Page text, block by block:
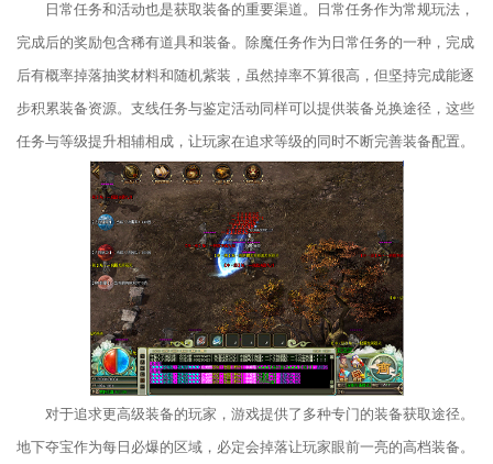
日常任务和活动也是获取装备的重要渠道。日常任务作为常规玩法，
完成后的奖励包含稀有道具和装备。除魔任务作为日常任务的一种，完成
后有概率掉落抽奖材料和随机紫装，虽然掉率不算很高，但坚持完成能逐
步积累装备资源。支线任务与鉴定活动同样可以提供装备兑换途径，这些
任务与等级提升相辅相成，让玩家在追求等级的同时不断完善装备配置。
对于追求更高级装备的玩家，游戏提供了多种专门的装备获取途径。
地下夺宝作为每日必爆的区域，必定会掉落让玩家眼前一亮的高档装备。